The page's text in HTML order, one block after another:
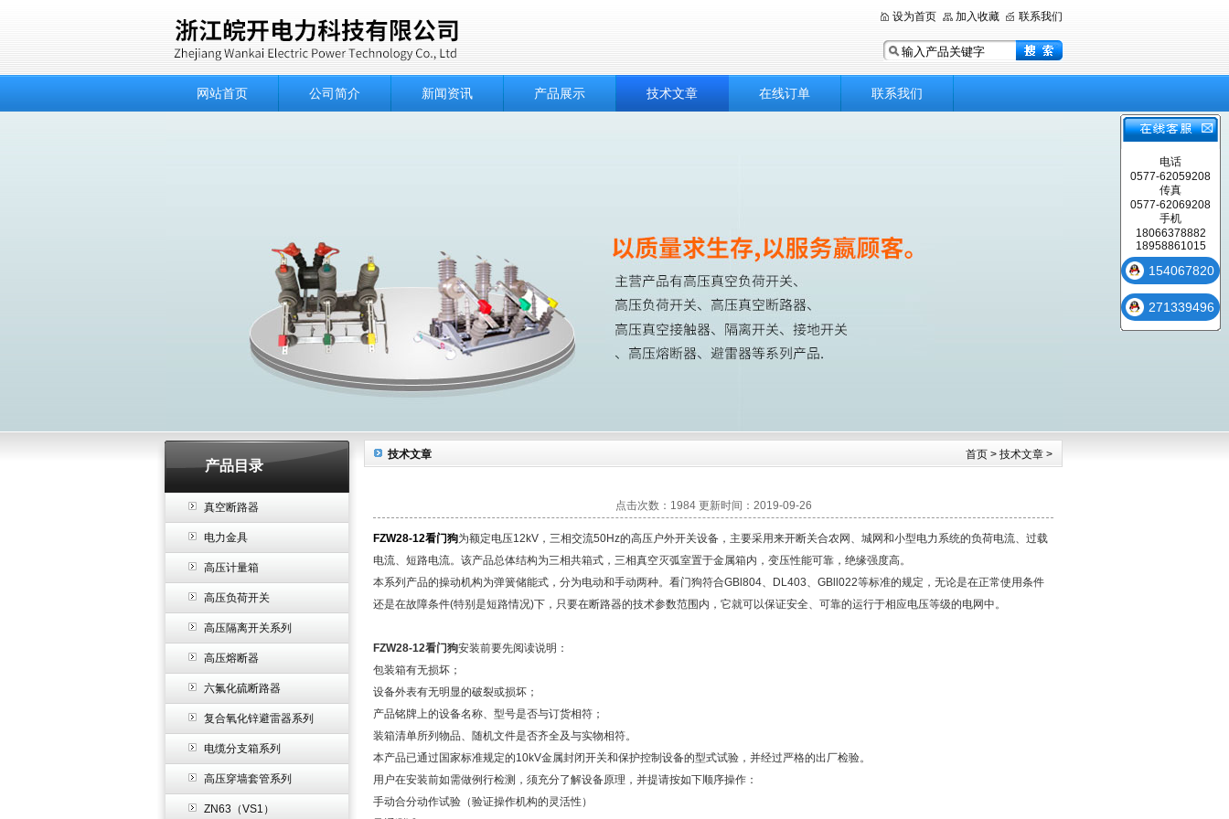
设为首页 加入收藏 联系我们
网站首页 公司简介 新闻资讯 产品展示 技术文章 在线订单 联系我们
产品目录
真空断路器
电力金具
高压计量箱
高压负荷开关
高压隔离开关系列
高压熔断器
六氟化硫断路器
复合氧化锌避雷器系列
电缆分支箱系列
高压穿墙套管系列
ZN63（VS1）
首页 > 技术文章 >
技术文章
点击次数：1984 更新时间：2019-09-26
FZW28-12看门狗为额定电压12kV，三相交流50Hz的高压户外开关设备，主要采用来开断关合农网、城网和小型电力系统的负荷电流、过载
电流、短路电流。该产品总体结构为三相共箱式，三相真空灭弧室置于金属箱内，变压性能可靠，绝缘强度高。
本系列产品的操动机构为弹簧储能式，分为电动和手动两种。看门狗符合GBl804、DL403、GBll022等标准的规定，无论是在正常使用条件
还是在故障条件(特别是短路情况)下，只要在断路器的技术参数范围内，它就可以保证安全、可靠的运行于相应电压等级的电网中。
FZW28-12看门狗安装前要先阅读说明：
包装箱有无损坏；
设备外表有无明显的破裂或损坏；
产品铭牌上的设备名称、型号是否与订货相符；
装箱清单所列物品、随机文件是否齐全及与实物相符。
本产品已通过国家标准规定的10kV金属封闭开关和保护控制设备的型式试验，并经过严格的出厂检验。
用户在安装前如需做例行检测，须充分了解设备原理，并提请按如下顺序操作：
手动合分动作试验（验证操作机构的灵活性）
电话
0577-62059208
传真
0577-62069208
手机
18066378882
18958861015
154067820
271339496